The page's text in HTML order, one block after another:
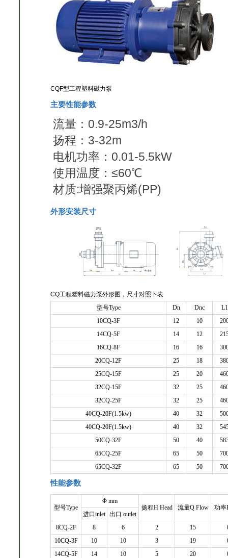
CQF型工程塑料磁力泵
主要性能参数
流量：0.9-25m3/h
扬程：3-32m
电机功率：0.01-5.5kW
使用温度：≤60℃
材质:增强聚丙烯(PP)
外形安装尺寸
CQ工程塑料磁力泵外形图，尺寸对照下表
型号Type
Dn Dnc
L1
10CQ-3F
12 10
14CQ-5F
14 12
16CQ-8F
16 16
20CQ-12F
25 18
25CQ-15F
25 20
32CQ-15F
32 25
32CQ-25F
32 25
40CQ-20F(1.5kw)
40 32
40CQ-20F(1.5kw)
40 32
50CQ-32F
50 40
65CQ-25F
65 50
65CQ-32F
65 50
性能参数
型号Type
Φ mm
扬程H Head
流量Q Flow
功率
进口inlet 出口 outlet
8CQ-2F
8 6 2 15
10CQ-3F
10 10 3 19
14CQ-5F
14 10 5 20